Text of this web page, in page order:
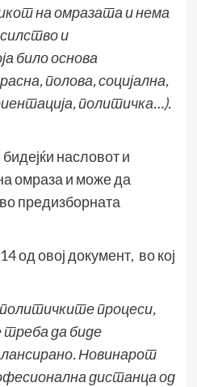
на омразата и нема
и
било основа
полова, социјална,
политичка…).
насловот и
омраза и може да
предизборната
од овој документ, во кој
процеси,
треба да биде
Новинарот
дистанца од